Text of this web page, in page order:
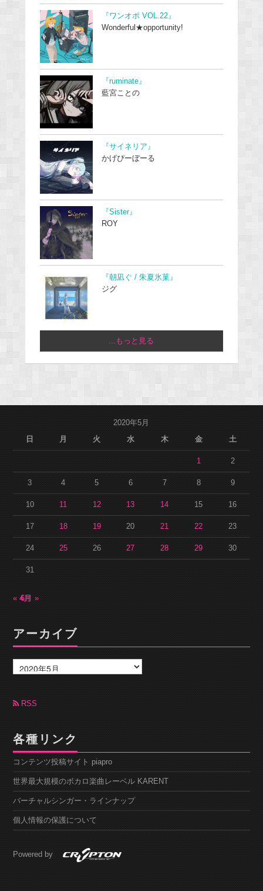
『ワンオポ VOL.22』
Wonderful★opportunity!
『ruminate』
藍宮ことの
『サイネリア』
かげぴーぼーる
『Sister』
ROY
『朝凪ぐ / 朱夏氷菓』
ジグ
...もっと見る
2020年5月
日
月 火 水 木 金 土
1 2
3 4 5 6 7 8 9
10 11 12 13 14 15 16
17 18 19 20 21 22 23
24 25 26 27 28 29 30
31
« 4月6月 »
アーカイブ
ー
カ
ブRSS
各種リンク
コンテンツ投稿サイト piapro
世界最大規模のボカロ楽曲レーベル KARENT
バーチャルシンガー・ラインナップ
個人情報の保護について
Powered by